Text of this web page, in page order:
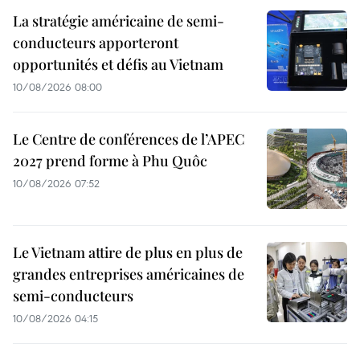
La stratégie américaine de semi-
conducteurs apporteront
opportunités et défis au Vietnam
10/08/2026 08:00
Le Centre de conférences de l’APEC
2027 prend forme à Phu Quôc
10/08/2026 07:52
Le Vietnam attire de plus en plus de
grandes entreprises américaines de
semi-conducteurs
10/08/2026 04:15